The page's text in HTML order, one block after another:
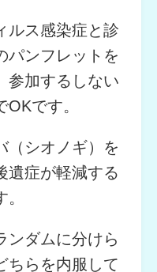
ルス感染症と診
パンフレットを
参加するしない
です。
（シオノギ）を
遺症が軽減する
ンダムに分けら
ちらを内服して